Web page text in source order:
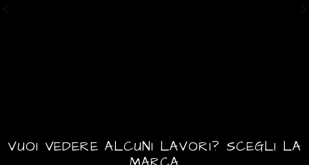
VUOI VEDERE ALCUNI LAVORI? SCEGLI LA